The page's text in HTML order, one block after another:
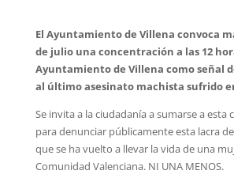
El Ayuntamiento de Villena convoca
de julio una concentración a las 12
Ayuntamiento de Villena como señal
al último asesinato machista sufrido
Se invita a la ciudadanía a sumarse a esta
para denunciar públicamente esta lacra
que se ha vuelto a llevar la vida de una
Comunidad Valenciana. NI UNA MENOS.